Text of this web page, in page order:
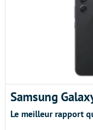
Samsung
Le meilleur rapport